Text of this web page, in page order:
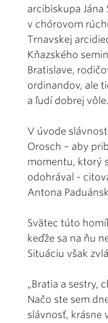
arcibiskupa Jána
v chórovom
Trnavskej
Kňazského
Bratislave,
ordinandov, ale
a ľudí dobrej vôle.
V úvode
Orosch – aby
momentu, ktorý
odohrával -
Antona
Svätec túto
keďže sa na ňu
Situáciu však
„Bratia a sestry,
Načo ste sem
slávnosť, krásne